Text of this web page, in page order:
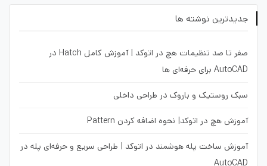
جدیدترین نوشته ها
صفر تا صد تنظیمات هچ در اتوکد | آموزش کامل Hatch در
AutoCAD برای حرفه‌ای ها
سبک روستیک و باروک در طراحی داخلی
آموزش هچ در اتوکد| نحوه اضافه کردن Pattern
آموزش ساخت پله هوشمند در اتوکد | طراحی سریع و حرفه‌ای پله در
AutoCAD